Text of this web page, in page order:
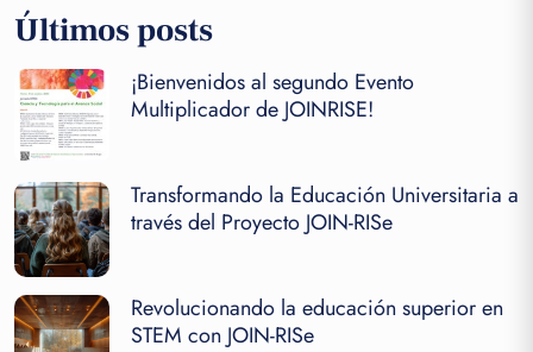
Últimos posts
¡Bienvenidos al segundo Evento
Multiplicador de JOINRISE!
Transformando la Educación Universitaria a
través del Proyecto JOIN-RISe
Revolucionando la educación superior en
STEM con JOIN-RISe